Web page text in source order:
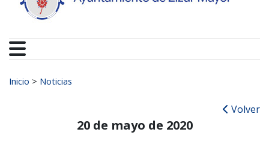
Buscar:
Inicio > Noticias
Volver
20 de mayo de 2020